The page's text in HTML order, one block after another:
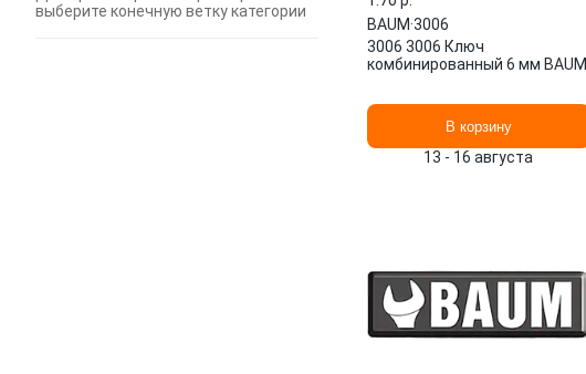
выберите конечную ветку категории
BAUM·3006
3006 3006 Ключ
комбинированный 6 мм BAUM
В корзину
13 - 16 августа